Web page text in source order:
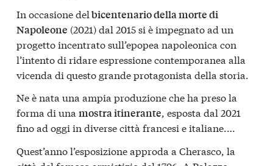
In occasione delbicentenario della morte di
Napoleone (2021) dal 2015 si è impegnato ad un
progetto incentrato sull’epopea napoleonica con
l’intento di ridare espressione contemporanea alla
vicenda di questo grande protagonista della storia.
Ne è nata una ampia produzione che ha preso la
forma di una mostra itinerante, esposta dal 2021
fino ad oggi in diverse città francesi e italiane.…
Quest’anno l’esposizione approda a Cherasco, la